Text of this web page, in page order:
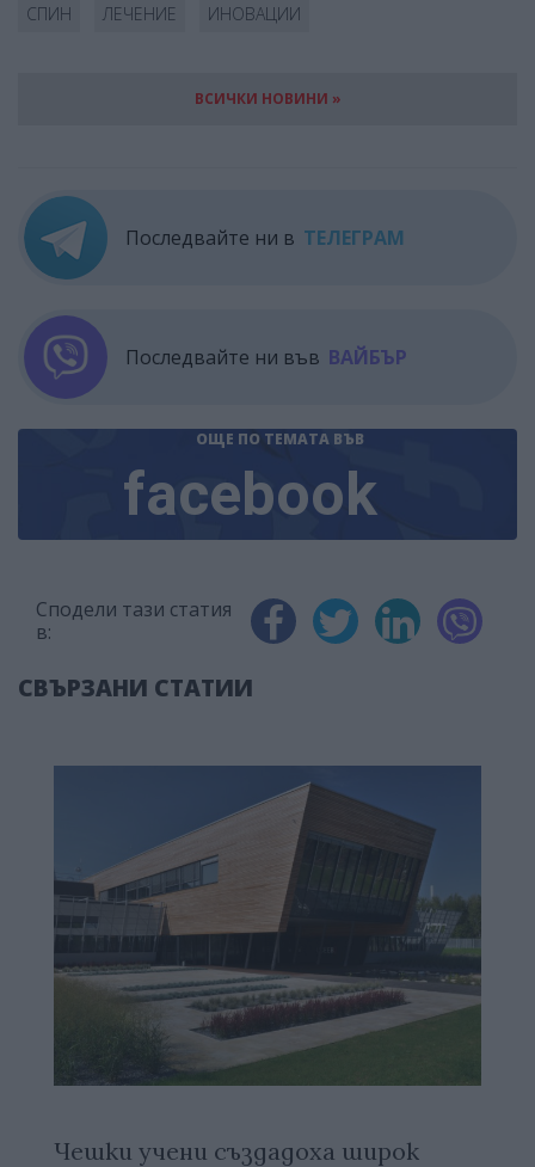
СПИН ЛЕЧЕНИЕ ИНОВАЦИИ
ВСИЧКИ НОВИНИ »
Последвайте ни в ТЕЛЕГРАМ
Последвайте ни във ВАЙБЪР
ОЩЕ ПО ТЕМАТА ВЪВ
facebook
Сподели тази статия
в:
СВЪРЗАНИ СТАТИИ
Чешки учени създадоха широк